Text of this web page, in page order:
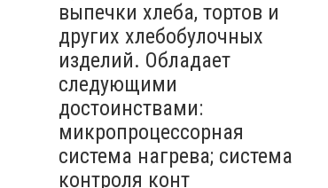
выпечки хлеба, тортов и
других хлебобулочных
изделий. Обладает
следующими
достоинствами:
микропроцессорная
система нагрева; система
контроля конт